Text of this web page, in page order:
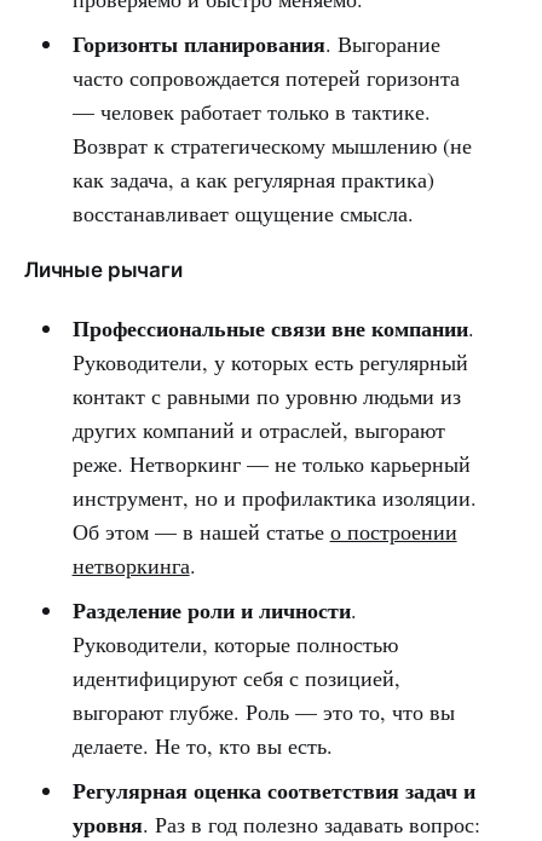
Горизонты планирования. Выгорание
часто сопровождается потерей горизонта
— человек работает только в тактике.
Возврат к стратегическому мышлению (не
как задача, а как регулярная практика)
восстанавливает ощущение смысла.
Личные рычаги
Профессиональные связи вне компании.
Руководители, у которых есть регулярный
контакт с равными по уровню людьми из
других компаний и отраслей, выгорают
реже. Нетворкинг — не только карьерный
инструмент, но и профилактика изоляции.
Об этом — в нашей статье о построении
нетворкинга.
Разделение роли и личности.
Руководители, которые полностью
идентифицируют себя с позицией,
выгорают глубже. Роль — это то, что вы
делаете. Не то, кто вы есть.
Регулярная оценка соответствия задач и
уровня. Раз в год полезно задавать вопрос: